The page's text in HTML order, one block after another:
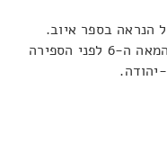
הנראה בספר איוב.
ייתכן שהיה זה הניסיון של המחבר בן המאה ה-6 לפני הספירה
יהודה.